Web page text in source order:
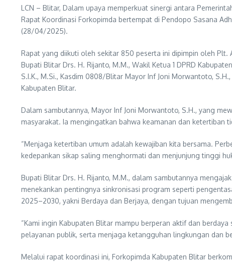
LCN – Blitar, Dalam upaya memperkuat sinergi antara
Rapat Koordinasi Forkopimda bertempat di Pendopo Sasana
(28/04/2025).
Rapat yang diikuti oleh sekitar 850 peserta ini dipimpin oleh Plt.
Bupati Blitar Drs. H. Rijanto, M.M., Wakil Ketua 1 DPRD
S.I.K., M.Si., Kasdim 0808/Blitar Mayor Inf Joni Morwantoto,
Kabupaten Blitar.
Dalam sambutannya, Mayor Inf Joni Morwantoto, S.H., yang
masyarakat. Ia mengingatkan bahwa keamanan dan ketertiban
“Menjaga ketertiban umum adalah kewajiban kita bersama.
kedepankan sikap saling menghormati dan menjunjung tinggi
Bupati Blitar Drs. H. Rijanto, M.M., dalam sambutannya
menekankan pentingnya sinkronisasi program seperti
2025–2030, yakni Berdaya dan Berjaya, dengan tujuan
“Kami ingin Kabupaten Blitar mampu berperan aktif dan
pelayanan publik, serta menjaga ketangguhan lingkungan dan
Melalui rapat koordinasi ini, Forkopimda Kabupaten Blitar